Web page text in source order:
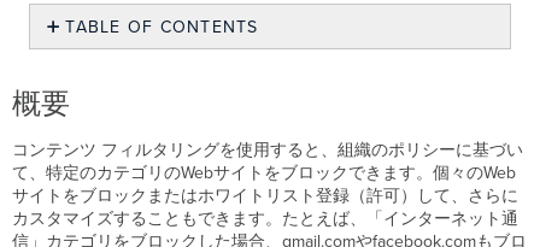
PDF
TABLE OF CONTENTS
URL
の
キ
ャ
ッ
概要
コンテンツ フィルタリングを使用すると、組織のポリシーに基づい
て、特定のカテゴリのWebサイトをブロックできます。個々のWeb
サイトをブロックまたはホワイトリスト登録（許可）して、さらに
カスタマイズすることもできます。たとえば、「インターネット通
信」カテゴリをブロックした場合、gmail.comやfacebook.comもブロ